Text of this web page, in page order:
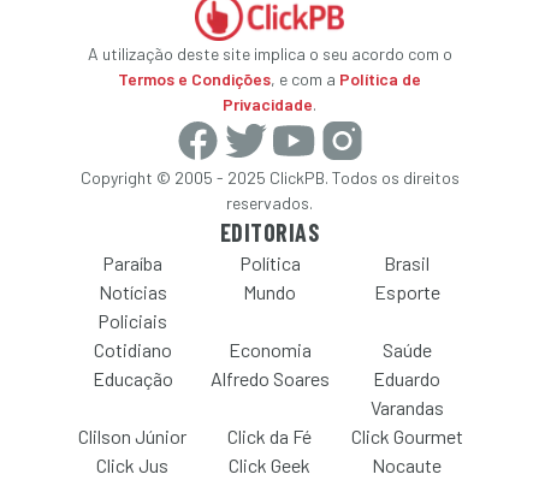
A utilização deste site implica o seu acordo com o
Termos e Condições, e com a Política de
Privacidade.
Copyright © 2005 - 2025 ClickPB. Todos os direitos
reservados.
EDITORIAS
Paraíba Política
Brasil
Notícias
Policiais
Mundo Esporte
Cotidiano Economia
Saúde
Educação
Alfredo Soares
Eduardo
Varandas
Clilson Júnior
Click da Fé
Click Gourmet
Click Jus
Click Geek Nocaute